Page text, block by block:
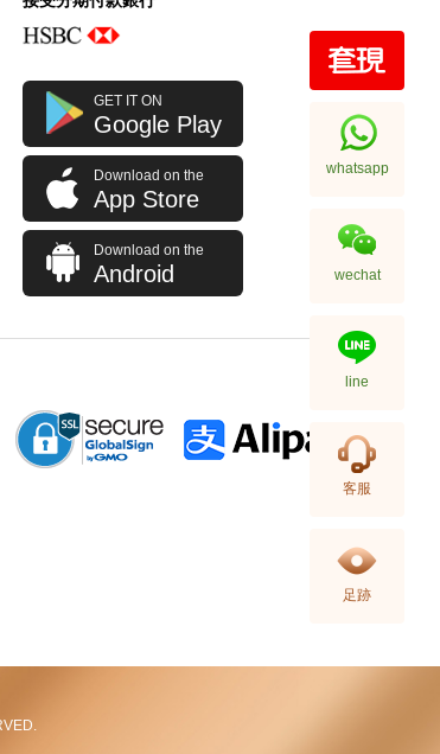
全新 Bottega Veneta 葆蝶家 銀包
608563 Vcpq3 4202
短身折疊款銀包
2,380.00
GET IT ON
Google Play
Download on the
App Store
Download on the
Android
whatsapp
wechat
line
客服
足跡